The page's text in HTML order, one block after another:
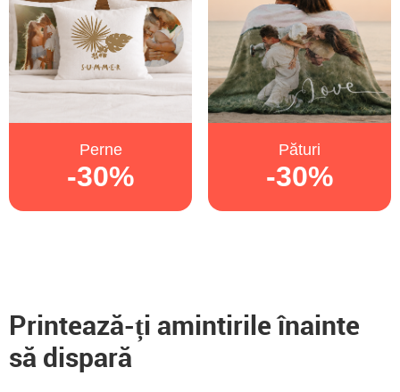
Perne
-30%
Pături
-30%
Printează-ți amintirile înainte
să dispară